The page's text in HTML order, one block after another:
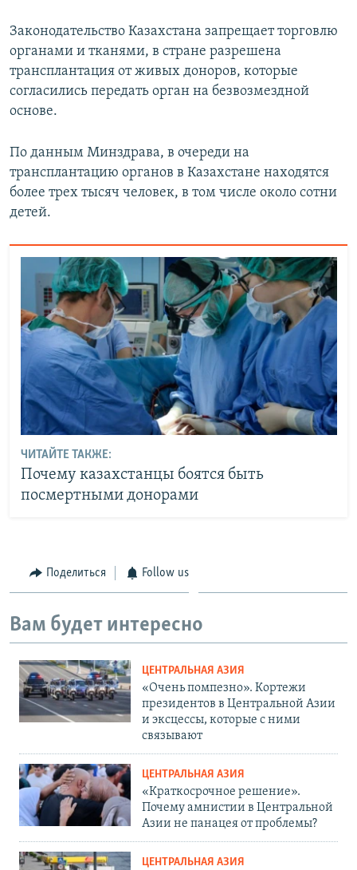
Законодательство Казахстана запрещает торговлю
органами и тканями, в стране разрешена
трансплантация от живых доноров, которые
согласились передать орган на безвозмездной
основе.
По данным Минздрава, в очереди на
трансплантацию органов в Казахстане находятся
более трех тысяч человек, в том числе около сотни
детей.
ЧИТАЙТЕ ТАКЖЕ:
Почему казахстанцы боятся быть
посмертными донорами
Поделиться Follow us
Вам будет интересно
ЦЕНТРАЛЬНАЯ АЗИЯ
«Очень помпезно». Кортежи
президентов в Центральной Азии
и эксцессы, которые с ними
связывают
ЦЕНТРАЛЬНАЯ АЗИЯ
«Краткосрочное решение».
Почему амнистии в Центральной
Азии не панацея от проблемы?
ЦЕНТРАЛЬНАЯ АЗИЯ